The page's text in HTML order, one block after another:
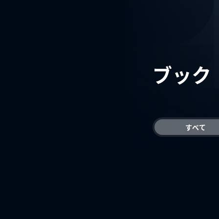
ブック
すべて